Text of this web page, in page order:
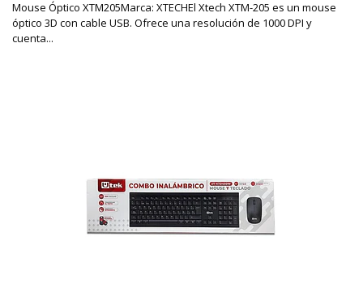
Mouse Óptico XTM205Marca: XTECHEl Xtech XTM-205 es un mouse
óptico 3D con cable USB. Ofrece una resolución de 1000 DPI y
cuenta...